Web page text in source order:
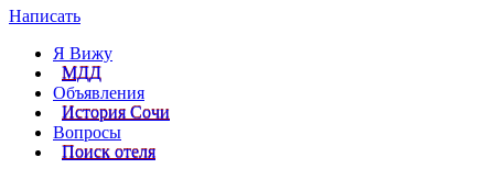
Написать
Я Вижу
МДД
Объявления
История Сочи
Вопросы
Поиск отеля